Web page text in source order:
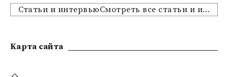
Статьи и интервьюСмотреть все статьи и интервью
Kарта сайта